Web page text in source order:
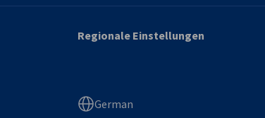
Regionale Einstellungen
German